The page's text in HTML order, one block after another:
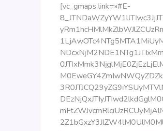
[vc_gmaps link=»#E-